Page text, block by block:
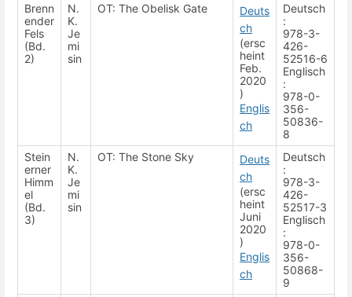
Brenn
ender
Fels
(Bd.
2)
N.
K.
Je
mi
sin
OT: The Obelisk Gate
Deuts
ch
(ersc
heint
Feb.
2020
)
Englis
ch
Deutsch
:
978-3-
426-
52516-6
Englisch
:
978-0-
356-
50836-
8
Stein
erner
Himm
el
(Bd.
3)
N.
K.
Je
mi
sin
OT: The Stone Sky
Deuts
ch
(ersc
heint
Juni
2020
)
Englis
ch
Deutsch
:
978-3-
426-
52517-3
Englisch
:
978-0-
356-
50868-
9